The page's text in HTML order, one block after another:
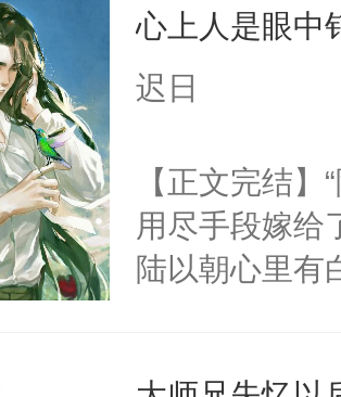
病，一个个的
上了还是无动
间变脸背叛
的恶事他都对
一个权力滔天
右男主又报复
他说：【您
心上人是眼中
迟日
【正文完结
用尽手段嫁给
陆以朝心里有